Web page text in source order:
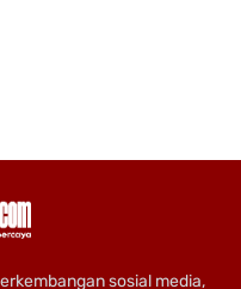
sosial media,